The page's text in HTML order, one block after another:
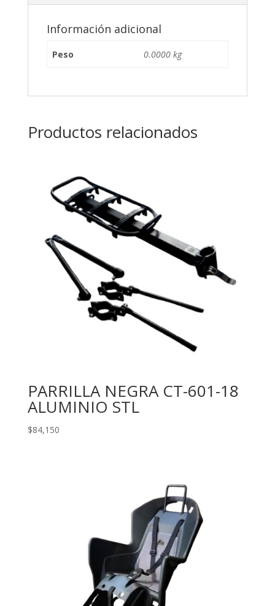
Información adicional
Peso 0.0000 kg
Productos relacionados
PARRILLA NEGRA CT-601-18
ALUMINIO STL
$84,150